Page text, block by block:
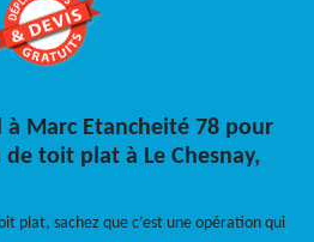
Marc Etancheité 78 pour
toit plat à Le Chesnay,
plat, sachez que c’est une opération qui